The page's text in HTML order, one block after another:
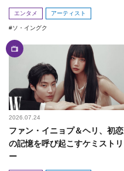
エンタメ アーティスト
ソ・イングク
2026.07.24
ファン・イニョプ＆ヘリ、初恋
の記憶を呼び起こすケミストリ
ー